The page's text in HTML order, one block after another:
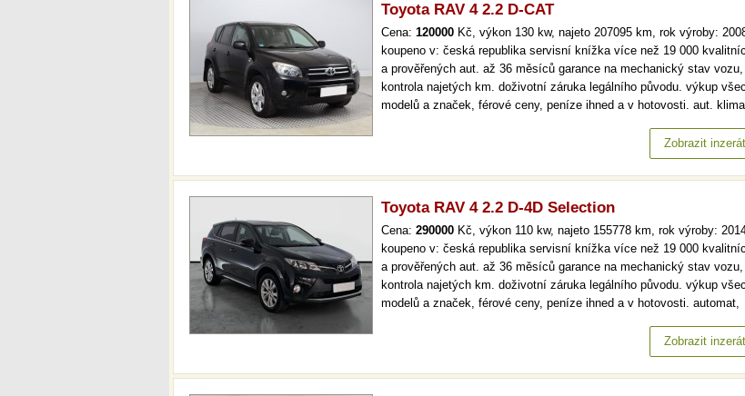
Toyota RAV 4 2.2 D-CAT
Cena: 120000 Kč, výkon 130 kw, najeto 207095 km, rok výroby:
koupeno v: česká republika servisní knížka více než 19 000
a prověřených aut. až 36 měsíců garance na mechanický stav vozu,
kontrola najetých km. doživotní záruka legálního původu. výkup
modelů a značek, férové ceny, peníze ihned a v hotovosti. aut.
až 36 měsíců garance na mechanický stav vozu, kontrola…Zobrazit inzerát
Toyota RAV 4 2.2 D-4D Selection
Cena: 290000 Kč, výkon 110 kw, najeto 155778 km, rok výroby:
koupeno v: česká republika servisní knížka více než 19 000
a prověřených aut. až 36 měsíců garance na mechanický stav vozu,
kontrola najetých km. doživotní záruka legálního původu. výkup
modelů a značek, férové ceny, peníze ihned a v hotovosti. automat,
až 36 měsíců garance na mechanický stav vozu, kontrola…Zobrazit inzerát